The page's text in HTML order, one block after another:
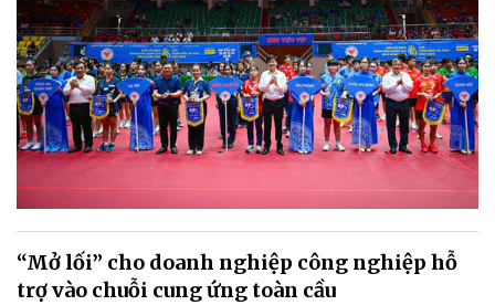
“Mở lối” cho doanh nghiệp công nghiệp hỗ
trợ vào chuỗi cung ứng toàn cầu